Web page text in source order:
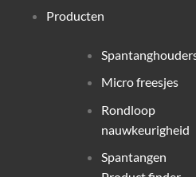
Producten
Micro freesjes
Rondloop
nauwkeurigheid
Spantangen